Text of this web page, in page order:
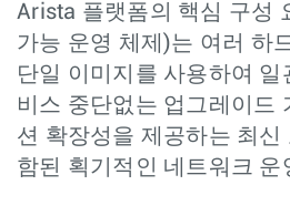
Arista 플랫폼의 핵심 구성
가능 운영 체제)는 여러 하
단일 이미지를 사용하여 일
비스 중단없는 업그레이드
션 확장성을 제공하는 최신
함된 획기적인 네트워크 운